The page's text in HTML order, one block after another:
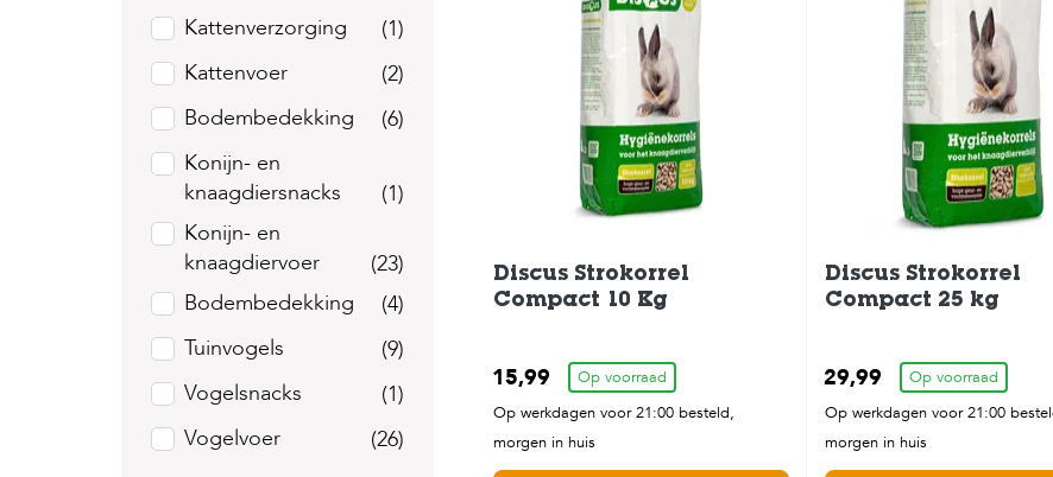
Kattenverzorging
(1)
Kattenvoer
(2)
Bodembedekking
(6)
Konijn- en
knaagdiersnacks
(1)
Konijn- en
knaagdiervoer
(23)
Bodembedekking
(4)
Tuinvogels
(9)
Vogelsnacks
(1)
Vogelvoer
(26)
Discus Strokorrel
Compact 10 Kg
15,99
Op voorraad
Op werkdagen voor 21:00 besteld,
morgen in huis
Discus Strokorrel
Compact 25 kg
29,99
Op voorraad
Op werkdagen voor 21:00
morgen in huis